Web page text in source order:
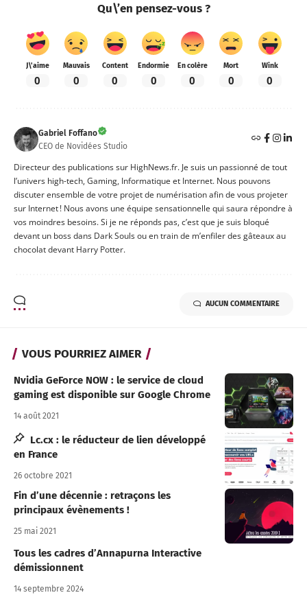
Qu\’en pensez-vous ?
J\'aime
0
Mauvais
0
Content
0
Endormie
0
En colère
0
Mort
0
Wink
0
Gabriel Foffano
CEO de Novidées Studio
Directeur des publications sur HighNews.fr. Je suis un passionné de tout
l’univers high-tech, Gaming, Informatique et Internet. Nous pouvons
discuter ensemble de votre projet de numérisation afin de vous projeter
sur Internet ! Nous avons une équipe sensationnelle qui saura répondre à
vos moindres besoins. Si je ne réponds pas, c’est que je suis bloqué
devant un boss dans Dark Souls ou en train de m’enfiler des gâteaux au
chocolat devant Harry Potter.
AUCUN COMMENTAIRE
VOUS POURRIEZ AIMER
Nvidia GeForce NOW : le service de cloud
gaming est disponible sur Google Chrome
14 août 2021
Lc.cx : le réducteur de lien développé
en France
26 octobre 2021
Fin d’une décennie : retraçons les
principaux évènements !
25 mai 2021
Tous les cadres d’Annapurna Interactive
démissionnent
14 septembre 2024